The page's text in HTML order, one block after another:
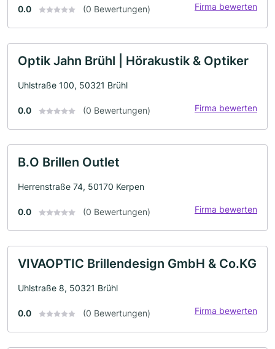
0.0 (0 Bewertungen) Firma bewerten
Optik Jahn Brühl | Hörakustik & Optiker
Uhlstraße 100, 50321 Brühl
0.0 (0 Bewertungen) Firma bewerten
B.O Brillen Outlet
Herrenstraße 74, 50170 Kerpen
0.0 (0 Bewertungen) Firma bewerten
VIVAOPTIC Brillendesign GmbH & Co.KG
Uhlstraße 8, 50321 Brühl
0.0 (0 Bewertungen) Firma bewerten